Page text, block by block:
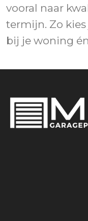
vooral naar
termijn. Zo
bij je woning